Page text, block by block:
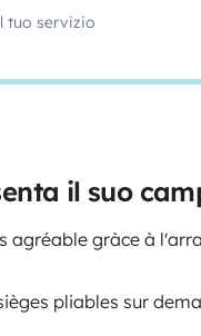
tuo servizio
il suo
agréable gràce à
pliables sur